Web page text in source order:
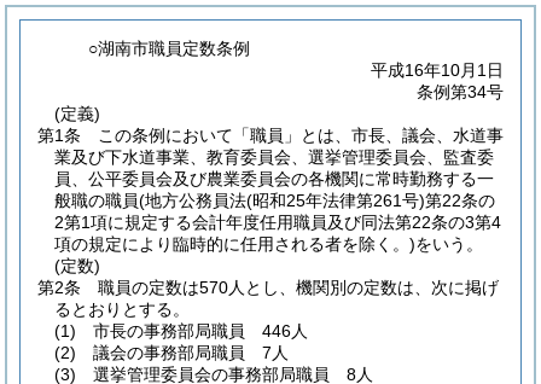
○湖南市職員定数条例
平成16年10月1日
条例第34号
(定義)
第1条
この条例において「職員」とは、市長、議会、水道事
業及び下水道事業、教育委員会、選挙管理委員会、監査委
員、公平委員会及び農業委員会の各機関に常時勤務する一
般職の職員(地方公務員法(昭和25年法律第261号)第22条の
2第1項に規定する会計年度任用職員及び同法第22条の3第4
項の規定により臨時的に任用される者を除く。)をいう。
(定数)
第2条
職員の定数は570人とし、機関別の定数は、次に掲げ
るとおりとする。
(1)
市長の事務部局職員 446人
(2)
議会の事務部局職員 7人
(3)
選挙管理委員会の事務部局職員 8人